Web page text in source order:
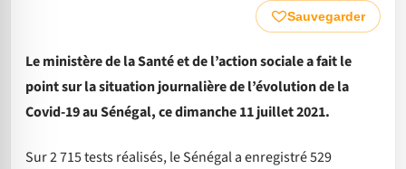
Sauvegarder
Le ministère de la Santé et de l’action sociale a fait le
point sur la situation journalière de l’évolution de la
Covid-19 au Sénégal, ce dimanche 11 juillet 2021.
Sur 2 715 tests réalisés, le Sénégal a enregistré 529